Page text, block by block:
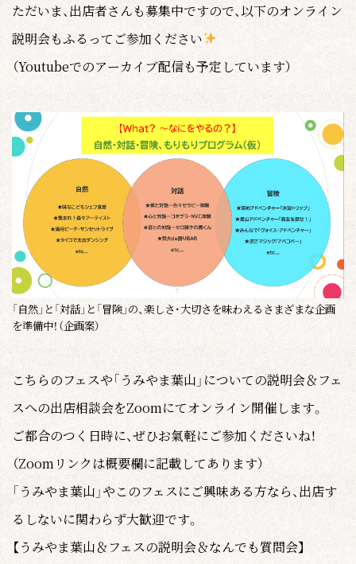
ただいま、出店者さんも募集中ですので、以下のオンライン
説明会もふるってご参加ください
（Youtubeでのアーカイブ配信も予定しています）
「自然」と「対話」と「冒険」の、楽しさ・大切さを味わえるさまざまな企画
を準備中！（企画案）
こちらのフェスや「うみやま葉山」についての説明会＆フェ
スへの出店相談会をZoomにてオンライン開催します。
ご都合のつく日時に、ぜひお氣軽にご参加くださいね！
（Zoomリンクは概要欄に記載してあります）
「うみやま葉山」やこのフェスにご興味ある方なら、出店す
るしないに関わらず大歓迎です。
【うみやま葉山＆フェスの説明会＆なんでも質問会】